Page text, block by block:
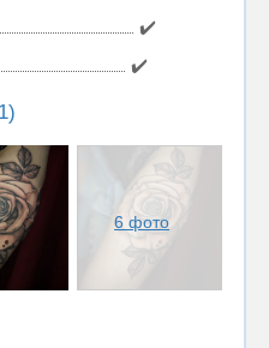
✔️
✔️
6 фото